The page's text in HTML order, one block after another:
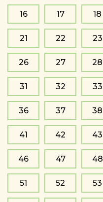
16 17 18
21 22 23
26 27 28
31 32 33
36 37 38
41 42 43
46 47 48
51 52 53